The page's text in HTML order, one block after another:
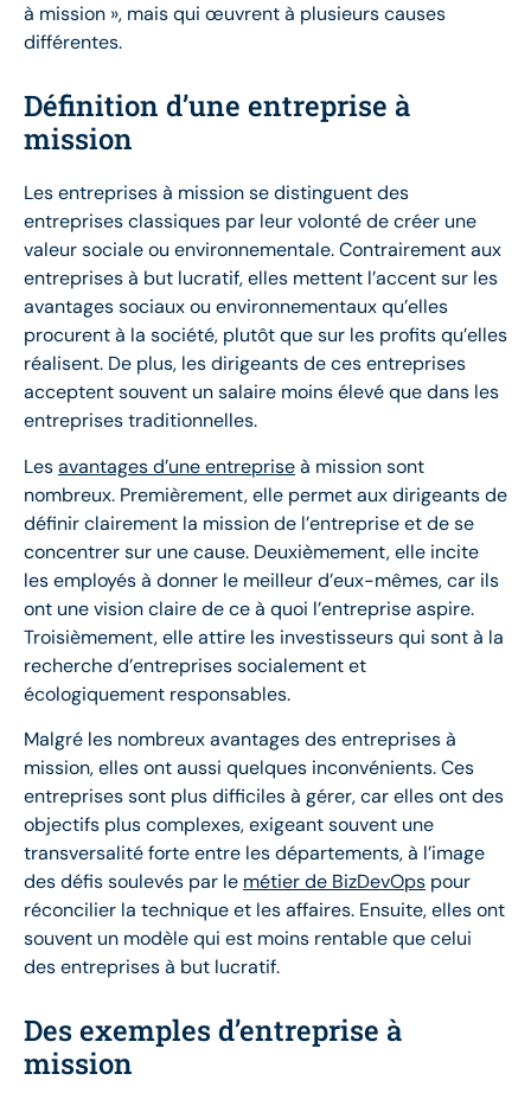
à mission », mais qui œuvrent à plusieurs causes
différentes.
Définition d’une entreprise à
mission
Les entreprises à mission se distinguent des
entreprises classiques par leur volonté de créer une
valeur sociale ou environnementale. Contrairement aux
entreprises à but lucratif, elles mettent l’accent sur les
avantages sociaux ou environnementaux qu’elles
procurent à la société, plutôt que sur les profits qu’elles
réalisent. De plus, les dirigeants de ces entreprises
acceptent souvent un salaire moins élevé que dans les
entreprises traditionnelles.
Lesavantages d’une entrepriseà mission sont
nombreux. Premièrement, elle permet aux dirigeants de
définir clairement la mission de l’entreprise et de se
concentrer sur une cause. Deuxièmement, elle incite
les employés à donner le meilleur d’eux-mêmes, car ils
ont une vision claire de ce à quoi l’entreprise aspire.
Troisièmement, elle attire les investisseurs qui sont à la
recherche d’entreprises socialement et
écologiquement responsables.
Malgré les nombreux avantages des entreprises à
mission, elles ont aussi quelques inconvénients. Ces
entreprises sont plus difficiles à gérer, car elles ont des
objectifs plus complexes, exigeant souvent une
transversalité forte entre les départements, à l’image
des défis soulevés par le métier de BizDevOps pour
réconcilier la technique et les affaires. Ensuite, elles ont
souvent un modèle qui est moins rentable que celui
des entreprises à but lucratif.
Des exemples d’entreprise à
mission